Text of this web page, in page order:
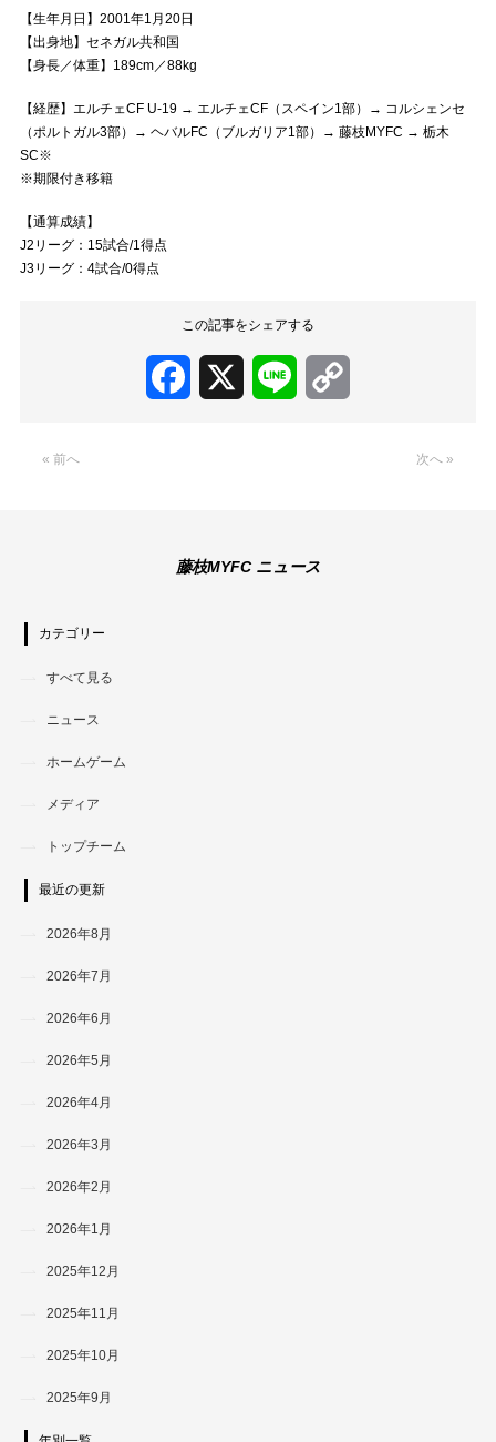
【生年月日】2001年1月20日
【出身地】セネガル共和国
【身長／体重】189cm／88kg
【経歴】エルチェCF U-19 → エルチェCF（スペイン1部）→ コルシェンセ
（ポルトガル3部）→ ヘバルFC（ブルガリア1部）→ 藤枝MYFC → 栃木
SC※
※期限付き移籍
【通算成績】
J2リーグ：15試合/1得点
J3リーグ：4試合/0得点
この記事をシェアする
Facebook Line
« 前へ 次へ »
藤枝MYFC ニュース
カテゴリー
すべて見る
ニュース
ホームゲーム
メディア
トップチーム
最近の更新
2026年8月
2026年7月
2026年6月
2026年5月
2026年4月
2026年3月
2026年2月
2026年1月
2025年12月
2025年11月
2025年10月
2025年9月